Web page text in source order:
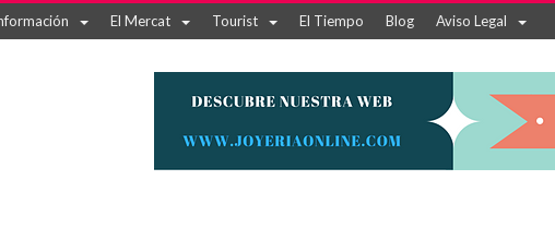
El Mercat Tourist El Tiempo Blog Aviso Legal